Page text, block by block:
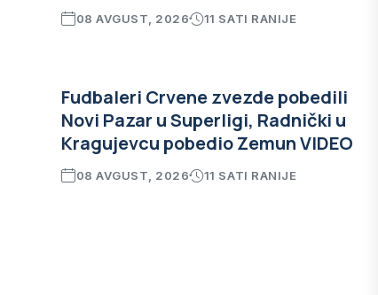
08 AVGUST, 2026 11 SATI RANIJE
Fudbaleri Crvene zvezde pobedili
Novi Pazar u Superligi, Radnički u
Kragujevcu pobedio Zemun VIDEO
08 AVGUST, 2026 11 SATI RANIJE